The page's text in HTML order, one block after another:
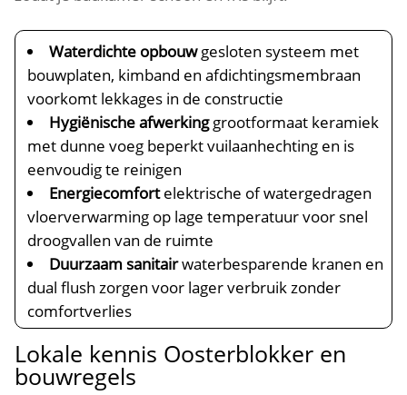
Waterdichte opbouwgesloten systeem met
bouwplaten, kimband en afdichtingsmembraan
voorkomt lekkages in de constructie
Hygiënische afwerkinggrootformaat keramiek
met dunne voeg beperkt vuilaanhechting en is
eenvoudig te reinigen
Energiecomfortelektrische of watergedragen
vloerverwarming op lage temperatuur voor snel
droogvallen van de ruimte
Duurzaam sanitairwaterbesparende kranen en
dual flush zorgen voor lager verbruik zonder
comfortverlies
Lokale kennis Oosterblokker en
bouwregels